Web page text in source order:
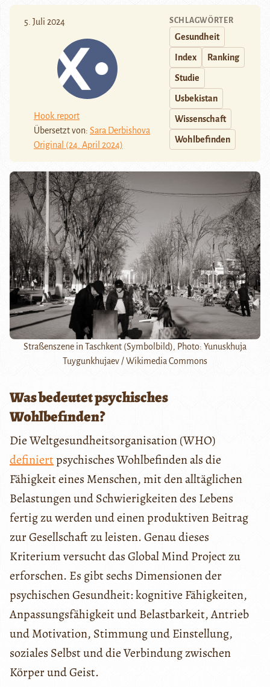
5. Juli 2024
Hook.report
Übersetzt von: Sara Derbishova
Original (24. April 2024)
SCHLAGWÖRTER
Gesundheit
Index Ranking
Studie
Usbekistan
Wissenschaft
Wohlbefinden
Straßenszene in Taschkent (Symbolbild), Photo: Yunuskhuja
Tuygunkhujaev / Wikimedia Commons
Was bedeutet psychisches
Wohlbefinden?
Die Weltgesundheitsorganisation (WHO)
definiertpsychisches Wohlbefinden als die
Fähigkeit eines Menschen, mit den alltäglichen
Belastungen und Schwierigkeiten des Lebens
fertig zu werden und einen produktiven Beitrag
zur Gesellschaft zu leisten. Genau dieses
Kriterium versucht das Global Mind Project zu
erforschen. Es gibt sechs Dimensionen der
psychischen Gesundheit: kognitive Fähigkeiten,
Anpassungsfähigkeit und Belastbarkeit, Antrieb
und Motivation, Stimmung und Einstellung,
soziales Selbst und die Verbindung zwischen
Körper und Geist.